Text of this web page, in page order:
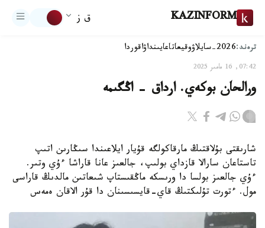
KAZINFORM ق ز
ترەند:2026-سايلاۋ وقيعاتاعايىنداۋاقوردا
07:42, 16 مامىر 2025
ورالحان بوكەي. ارداق - اڭگىمە
شارىقتى بۇلاقتىڭ مارقاكولگە قۇيار ايلاعىندا سىڭارىن اتىپ
تاستاعان سارالا قازداي بولىپ، جالعىز عانا قاراشا ءۇي وتىر.
ءۇي جالعىز بولسا دا ورىسكە ماڭقىستاپ شىعاتىن مالدىڭ قاراسى
مول. ءتورت تۇلىكتىڭ قاي-قايسىسىنان دا قۇر الاقان ەمەس